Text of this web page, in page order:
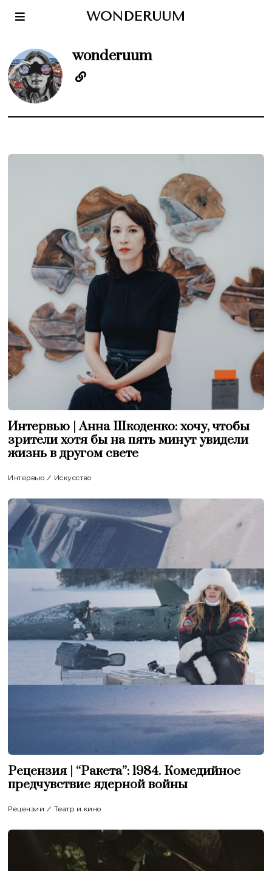
WONDERUUM
wonderuum
Интервью | Анна Шкоденко: хочу, чтобы
зрители хотя бы на пять минут увидели
жизнь в другом свете
Интервью / Искусство
Рецензия | “Ракета”: 1984. Комедийное
предчувствие ядерной войны
Рецензии / Театр и кино